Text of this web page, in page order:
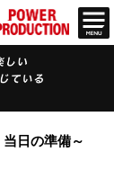
日の準備～